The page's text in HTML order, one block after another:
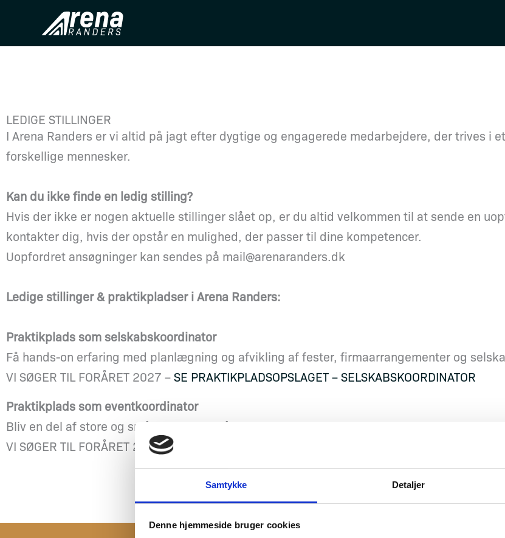
Samtykke Detaljer
Denne hjemmeside bruger cookies
content
LEDIGE STILLINGER
I Arena Randers er vi altid på jagt efter dygtige og engagerede medarbejdere, der trives i
forskellige mennesker.
Kan du ikke finde en ledig stilling?
Hvis der ikke er nogen aktuelle stillinger slået op, er du altid velkommen til at sende en
kontakter dig, hvis der opstår en mulighed, der passer til dine kompetencer.
Uopfordret ansøgninger kan sendes på mail@arenaranders.dk
Ledige stillinger & praktikpladser i Arena Randers:
Praktikplads som selskabskoordinator
Få hands-on erfaring med planlægning og afvikling af fester, firmaarrangementer og
VI SØGER TIL FORÅRET 2027 –SE PRAKTIKPLADSOPSLAGET – SELSKABSKOORDINATOR
Praktikplads som eventkoordinator
Bliv en del af store og små events – og få praktisk erfaring med koordinering af koncerter,
VI SØGER TIL FORÅRET 2027 –